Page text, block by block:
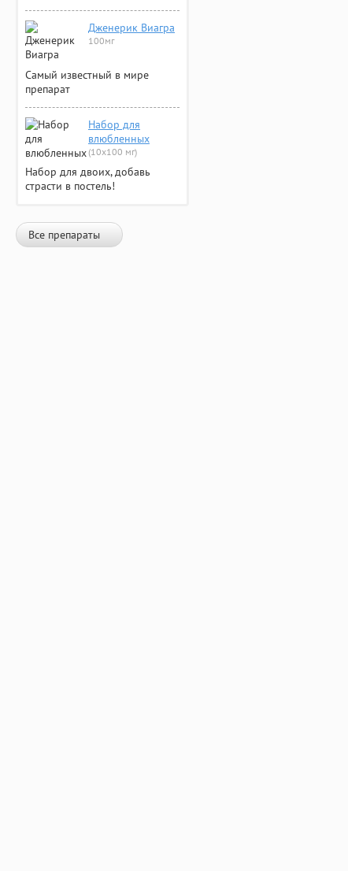
Дженерик Виагра
100мг
Самый известный в мире
препарат
Набор для
влюбленных
(10х100 мг)
Набор для двоих, добавь
страсти в постель!
Все препараты